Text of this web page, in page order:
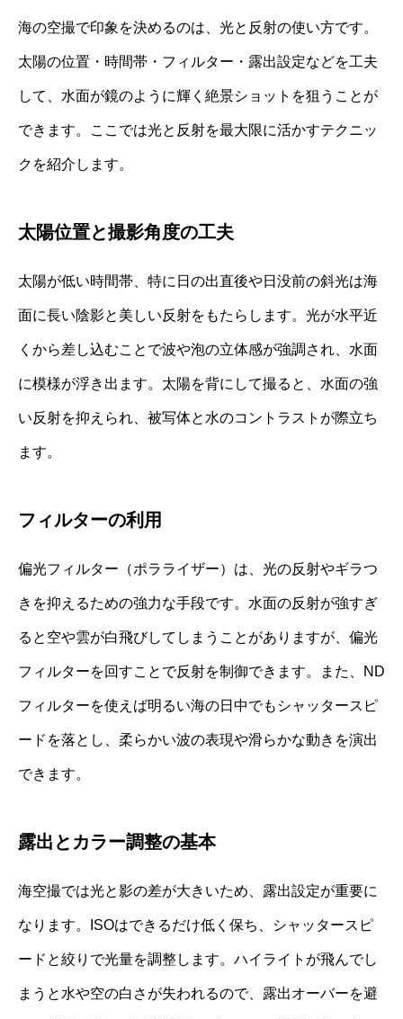
海の空撮で印象を決めるのは、光と反射の使い方です。
太陽の位置・時間帯・フィルター・露出設定などを工夫
して、水面が鏡のように輝く絶景ショットを狙うことが
できます。ここでは光と反射を最大限に活かすテクニッ
クを紹介します。
太陽位置と撮影角度の工夫
太陽が低い時間帯、特に日の出直後や日没前の斜光は海
面に長い陰影と美しい反射をもたらします。光が水平近
くから差し込むことで波や泡の立体感が強調され、水面
に模様が浮き出ます。太陽を背にして撮ると、水面の強
い反射を抑えられ、被写体と水のコントラストが際立ち
ます。
フィルターの利用
偏光フィルター（ポラライザー）は、光の反射やギラつ
きを抑えるための強力な手段です。水面の反射が強すぎ
ると空や雲が白飛びしてしまうことがありますが、偏光
フィルターを回すことで反射を制御できます。また、ND
フィルターを使えば明るい海の日中でもシャッタースピ
ードを落とし、柔らかい波の表現や滑らかな動きを演出
できます。
露出とカラー調整の基本
海空撮では光と影の差が大きいため、露出設定が重要に
なります。ISOはできるだけ低く保ち、シャッタースピ
ードと絞りで光量を調整します。ハイライトが飛んでし
まうと水や空の白さが失われるので、露出オーバーを避